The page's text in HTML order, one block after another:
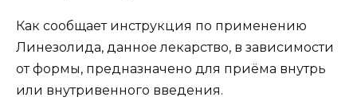
Как сообщает инструкция по применению
Линезолида, данное лекарство, в зависимости
от формы, предназначено для приёма внутрь
или внутривенного введения.